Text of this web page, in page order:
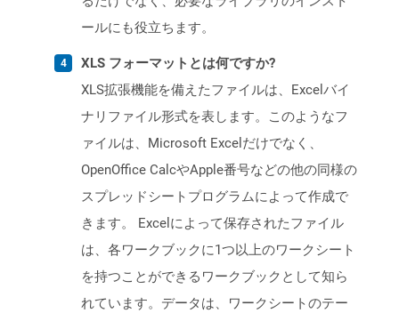
ールにも役立ちます。
XLS フォーマットとは何ですか?
XLS拡張機能を備えたファイルは、Excelバイ
ナリファイル形式を表します。このようなフ
ァイルは、Microsoft Excelだけでなく、
OpenOffice CalcやApple番号などの他の同様の
スプレッドシートプログラムによって作成で
きます。 Excelによって保存されたファイル
は、各ワークブックに1つ以上のワークシート
を持つことができるワークブックとして知ら
れています。データは、ワークシートのテー